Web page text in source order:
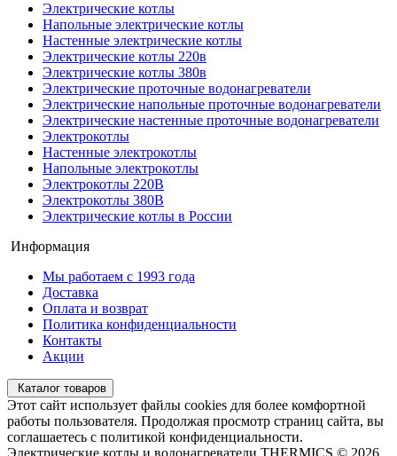
Электрические котлы
Напольные электрические котлы
Настенные электрические котлы
Электрические котлы 220в
Электрические котлы 380в
Электрические проточные водонагреватели
Электрические напольные проточные водонагреватели
Электрические настенные проточные водонагреватели
Электрокотлы
Настенные электрокотлы
Напольные электрокотлы
Электрокотлы 220В
Электрокотлы 380В
Электрические котлы в России
Информация
Мы работаем с 1993 года
Доставка
Оплата и возврат
Политика конфиденциальности
Контакты
Акции
Каталог товаров
Этот сайт использует файлы cookies для более комфортной
работы пользователя. Продолжая просмотр страниц сайта, вы
соглашаетесь с политикой конфиденциальности.